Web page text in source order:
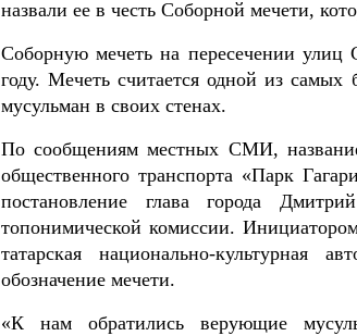
назвали ее в честь Соборной мечети,
Соборную мечеть на пересечении улиц
году. Мечеть считается одной из
мусульман в своих стенах.
По сообщениям местных СМИ,
общественного транспорта «Парк
постановление глава города
топонимической комиссии.
татарская национально-культурная
обозначение мечети.
«К нам обратились верующие